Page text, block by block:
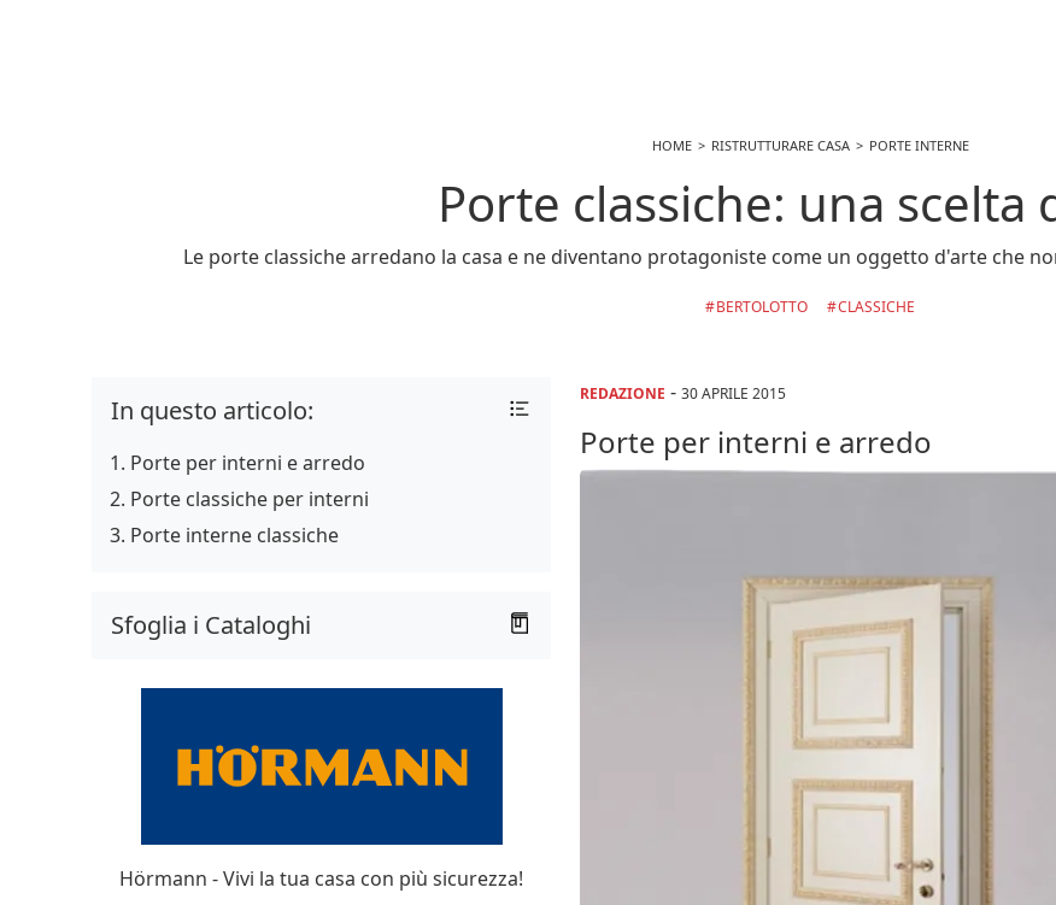
HOME RISTRUTTURARE CASA PORTE INTERNE
Porte classiche: una scelta
Le porte classiche arredano la casa e ne diventano protagoniste come un oggetto d'arte che
BERTOLOTTO CLASSICHE
REDAZIONE -30 APRILE 2015
Porte per interni e arredo
In questo articolo:
Porte per interni e arredo
Porte classiche per interni
Porte interne classiche
Sfoglia i Cataloghi
Hörmann - Vivi la tua casa con più sicurezza!